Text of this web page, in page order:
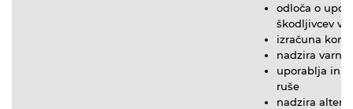
odloča o
škodljivcev v
izračuna
nadzira varno
uporablja in
ruše
nadzira